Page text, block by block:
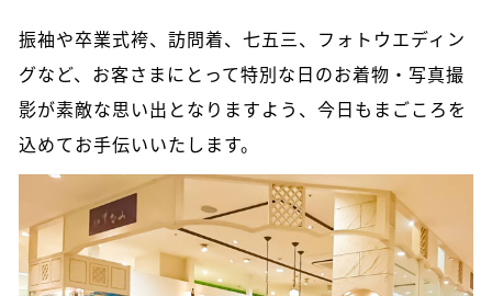
振袖や卒業式袴、訪問着、七五三、フォトウエディン
グなど、お客さまにとって特別な日のお着物・写真撮
影が素敵な思い出となりますよう、今日もまごころを
込めてお手伝いいたします。